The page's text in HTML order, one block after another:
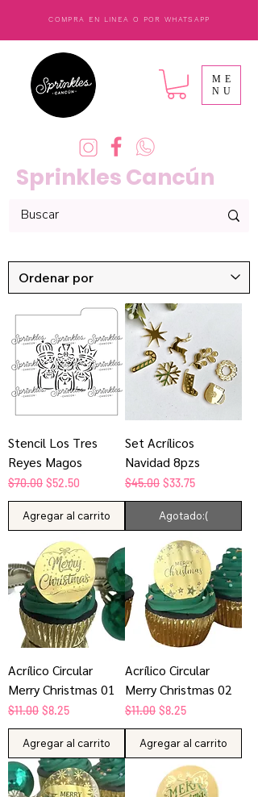
COMPRA EN LINEA O POR WHATSAPP
Sprinkles Cancún
ME
NU
Stencil Los Tres
Reyes Magos
Precio
$70.00 Precio de oferta
$52.50
Agregar al carrito
Set Acrílicos
Navidad 8pzs
Precio
$45.00 Precio de oferta
$33.75
Agotado:(
Acrílico Circular
Merry Christmas 01
Precio
$11.00 Precio de oferta
$8.25
Agregar al carrito
Acrílico Circular
Merry Christmas 02
Precio
$11.00 Precio de oferta
$8.25
Agregar al carrito